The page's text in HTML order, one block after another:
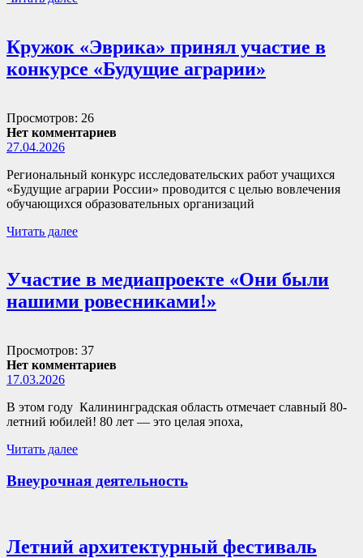
Кружок «Эврика» принял участие в
конкурсе «Будущие аграрии»
Просмотров: 26
Нет комментариев
27.04.2026
Региональный конкурс исследовательских работ учащихся
«Будущие аграрии России» проводится с целью вовлечения
обучающихся образовательных организаций
Читать далее
Участие в медиапроекте «Они были
нашими ровесниками!»
Просмотров: 37
Нет комментариев
17.03.2026
В этом году Калининградская область отмечает славный 80-
летний юбилей! 80 лет — это целая эпоха,
Читать далее
Внеурочная деятельность
Летний архитектурный фестиваль